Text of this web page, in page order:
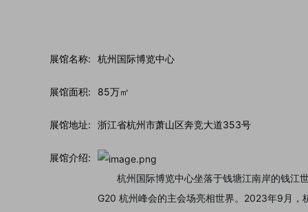
展馆名称: 杭州国际博览中心
展馆面积: 85万㎡
展馆地址: 浙江省杭州市萧山区奔竞大道353号
展馆介绍:
杭州国际博览中心坐落于钱塘江南岸的钱江
G20 杭州峰会的主会场亮相世界。 2023年9 月，